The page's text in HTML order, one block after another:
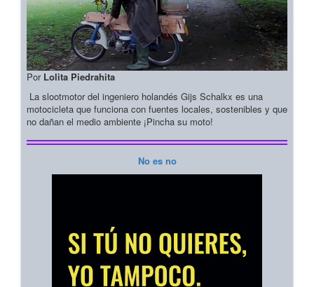
Por Lolita Piedrahita
La slootmotor del ingeniero holandés Gijs Schalkx es una
motocicleta que funciona con fuentes locales, sostenibles y que
no dañan el medio ambiente ¡Pincha su moto!
No es no